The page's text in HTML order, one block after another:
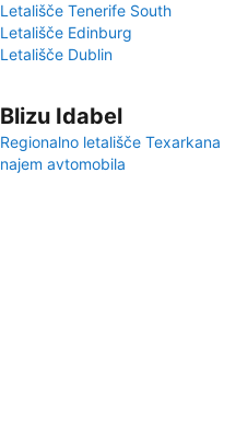
Letališče Tenerife South
Letališče Edinburg
Letališče Dublin
Blizu Idabel
Regionalno letališče Texarkana
najem avtomobila